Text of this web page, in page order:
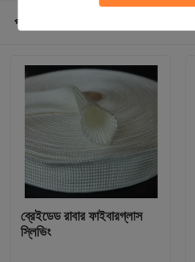
প্রস্তাবিত পণ্য
ব্রেইডেড রাবার ফাইবারগ্লাস
স্লিভিং